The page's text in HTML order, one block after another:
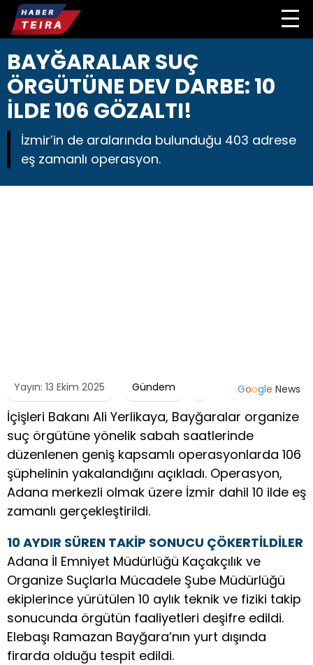
BAYĞARALAR SUÇ
ÖRGÜTÜNE DEV DARBE: 10
İLDE 106 GÖZALTI!
İzmir’in de aralarında bulunduğu 403 adrese
eş zamanlı operasyon.
Yayın: 13 Ekim 2025 Gündem Google News
İçişleri Bakanı Ali Yerlikaya, Bayğaralar organize
suç örgütüne yönelik sabah saatlerinde
düzenlenen geniş kapsamlı operasyonlarda 106
şüphelinin yakalandığını açıkladı. Operasyon,
Adana merkezli olmak üzere İzmir dahil 10 ilde eş
zamanlı gerçekleştirildi.
10 AYDIR SÜREN TAKİP SONUCU ÇÖKERTİLDİLER
Adana İl Emniyet Müdürlüğü Kaçakçılık ve
Organize Suçlarla Mücadele Şube Müdürlüğü
ekiplerince yürütülen 10 aylık teknik ve fiziki takip
sonucunda örgütün faaliyetleri deşifre edildi.
Elebaşı Ramazan Bayğara’nın yurt dışında
firarda olduğu tespit edildi.